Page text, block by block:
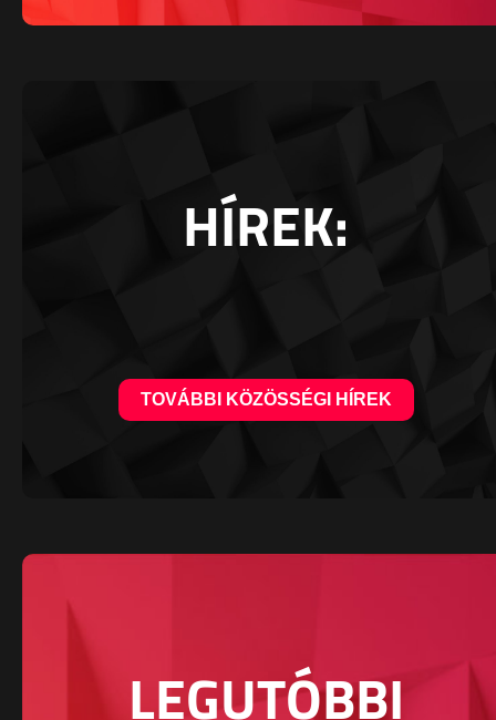
HÍREK:
TOVÁBBI KÖZÖSSÉGI HÍREK
LEGUTÓBBI